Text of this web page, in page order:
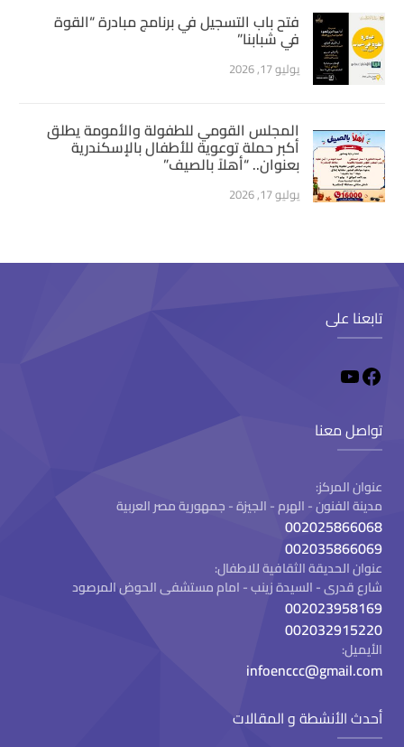
فتح باب التسجيل في برنامج مبادرة “القوة
في شبابنا”
يوليو 17, 2026
المجلس القومي للطفولة والأمومة يطلق
أكبر حملة توعوية للأطفال بالإسكندرية
بعنوان.. “أهلاً بالصيف”
يوليو 17, 2026
تابعنا على
تواصل معنا
عنوان المركز:
مدينة الفنون - الهرم - الجيزة - جمهورية مصر العربية
002025866068
002035866069
عنوان الحديقة الثقافية للاطفال:
شارع قدرى - السيدة زينب - امام مستشفى الحوض المرصود
002023958169
002032915220
الأيميل:
infoenccc@gmail.com
أحدث الأنشطة و المقالات